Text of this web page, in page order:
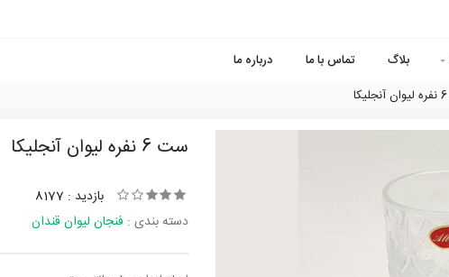
بلاگ تماس با ما
درباره ما
ست 6 نفره لیوان آنجلیکا
بازدید : 8177
دسته بندی : فنجان لیوان قندان